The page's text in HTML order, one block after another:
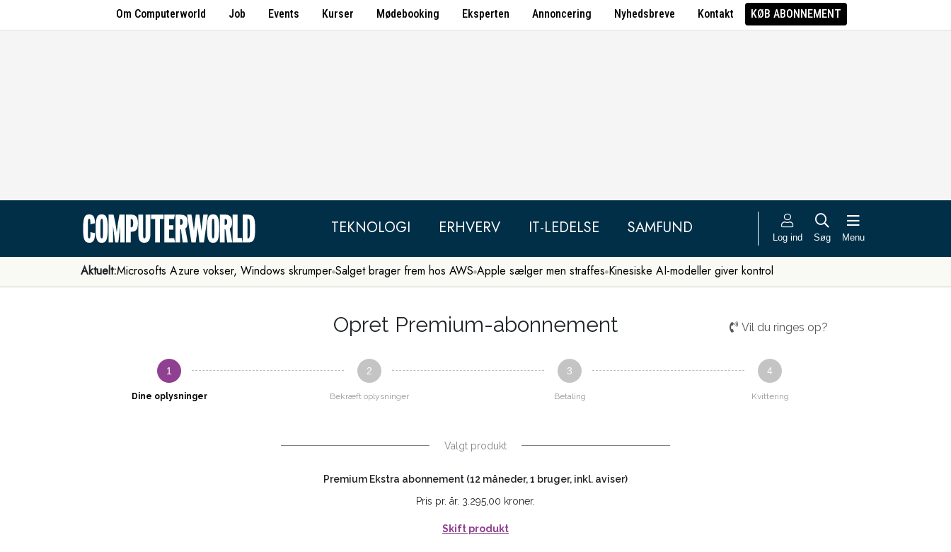
Om Computerworld Job Events Kurser Mødebooking Eksperten Annoncering Nyhedsbreve Kontakt KØB ABONNEMENT
TEKNOLOGI ERHVERV IT-LEDELSE SAMFUND Log ind Søg Menu
Aktuelt:Microsofts Azure vokser, Windows skrumper Salget brager frem hos AWS Apple sælger men straffes Kinesiske AI-modeller giver kontrol
Opret Premium-abonnement Vil du ringes op?
1
Dine oplysninger
2
Bekræft oplysninger
3
Betaling
4
Kvittering
Valgt produkt
Premium Ekstra abonnement (12 måneder, 1 bruger, inkl. aviser)
Pris pr. år. 3.295,00 kroner.
Skift produkt